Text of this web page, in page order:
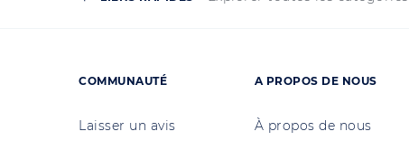
COMMUNAUTÉ
Laisser un avis
A PROPOS DE NOUS
À propos de nous